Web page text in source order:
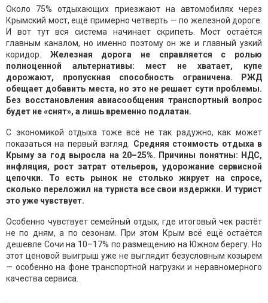
Около 75% отдыхающих приезжают на автомобилях через
Крымский мост, ещё примерно четверть — по железной дороге.
И вот тут вся система начинает скрипеть. Мост остаётся
главным каналом, но именно поэтому он же и главный узкий
коридор.
Железная дорога не справляется с ролью
полноценной альтернативы: мест не хватает, купе
дорожают, пропускная способность ограничена. РЖД
обещает добавить места, но это не решает сути проблемы.
Без восстановления авиасообщения транспортный вопрос
будет не «снят», а лишь временно подлатан.
С экономикой отдыха тоже всё не так радужно, как может
показаться на первый взгляд. Средняя стоимость отдыха в
Крыму за год выросла на 20–25%. Причины понятны: НДС,
инфляция, рост затрат отельеров, удорожание сервисной
цепочки. То есть рынок не столько жирует на спросе,
сколько переложил на туриста все свои издержки. И турист
это уже чувствует.
Особенно чувствует семейный отдых, где итоговый чек растёт
не по дням, а по сезонам. При этом Крым всё ещё остаётся
дешевле Сочи на 10–17% по размещению на Южном берегу. Но
этот ценовой выигрыш уже не выглядит безусловным козырем
— особенно на фоне транспортной нагрузки и неравномерного
качества сервиса.